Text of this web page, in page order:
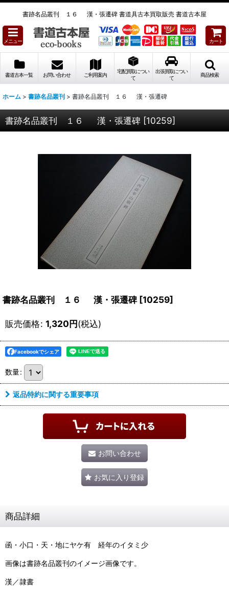
書跡名品叢刊 １６ 漢・張遷碑 書道具古本買取販売 書道古本屋
メニュー カート
書道古本一覧 お問い合わせ ご利用案内
宅配買取につい
て
出張買取につい
て
商品検索
ホーム > 書跡名品叢刊 > 書跡名品叢刊 １６ 漢・張遷碑
書跡名品叢刊 １６ 漢・張遷碑 [10259]
書跡名品叢刊 １６ 漢・張遷碑 [10259]
販売価格: 1,320円(税込)
Facebookでシェア
数量:
返品特約に関する重要事項
お問い合わせ
お気に入り登録
商品詳細
函・小口・天・地にヤケ有 経年のイタミ少
画像は書跡名品叢刊のイメージ画像です。
漢／隷書